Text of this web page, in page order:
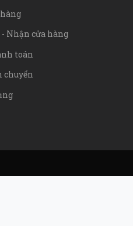
Nhận cửa hàng
toán
chuyển